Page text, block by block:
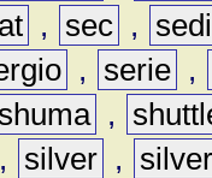
, sec ,
, serie ,
shuma ,
, silver ,